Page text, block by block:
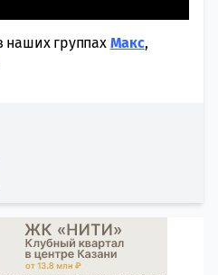
наших группах Макс,